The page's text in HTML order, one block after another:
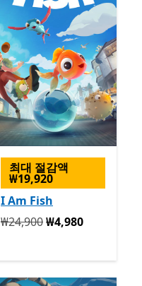
최대 절감액
₩19,920
I Am Fish
원래 ₩24,900 지금 ₩4,980
₩24,900₩4,980